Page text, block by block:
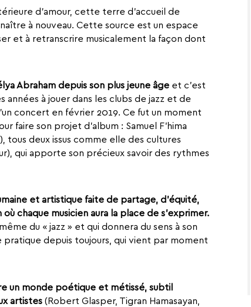
d’amour, cette terre d’accueil de
à nouveau. Cette source est un espace
et à retranscrire musicalement la façon dont
Abraham depuis son plus jeune âge et c’est
années à jouer dans les clubs de jazz et de
concert en février 2019. Ce fut un moment
faire son projet d’album : Samuel F’hima
deux issus comme elle des cultures
qui apporte son précieux savoir des rythmes
et artistique faite de partage, d’équité,
chaque musicien aura la place de s’exprimer.
du « jazz » et qui donnera du sens à son
depuis toujours, qui vient par moment
un monde poétique et métissé, subtil
artistes (Robert Glasper, Tigran Hamasayan,